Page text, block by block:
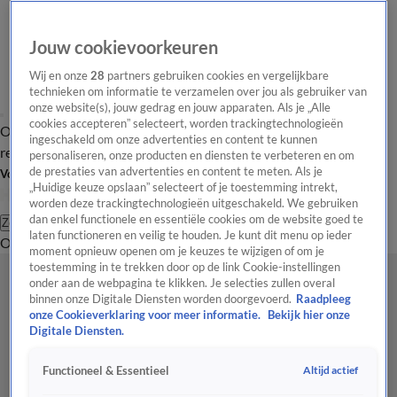
Overzicht Laatste nieuws Regionieuws Het beste van Hart
Tip de
redactie
Volg Hart van Nederland
Zoeken
OverzichtRegioUitzendingenWeerTip de redactiePanelVideo's
Jouw cookievoorkeuren
Wij en onze28 partners gebruiken cookies en vergelijkbare
technieken om informatie te verzamelen over jou als gebruiker van
onze website(s), jouw gedrag en jouw apparaten. Als je „Alle
cookies accepteren” selecteert, worden trackingtechnologieën
ingeschakeld om onze advertenties en content te kunnen
personaliseren, onze producten en diensten te verbeteren en om
de prestaties van advertenties en content te meten. Als je
„Huidige keuze opslaan” selecteert of je toestemming intrekt,
worden deze trackingtechnologieën uitgeschakeld. We gebruiken
dan enkel functionele en essentiële cookies om de website goed te
laten functioneren en veilig te houden. Je kunt dit menu op ieder
moment opnieuw openen om je keuzes te wijzigen of om je
toestemming in te trekken door op de link Cookie-instellingen
onder aan de webpagina te klikken. Je selecties zullen overal
binnen onze Digitale Diensten worden doorgevoerd. Raadpleeg
onze Cookieverklaring voor meer informatie.
Bekijk hier onze
Digitale Diensten.
Functioneel & Essentieel Altijd actief